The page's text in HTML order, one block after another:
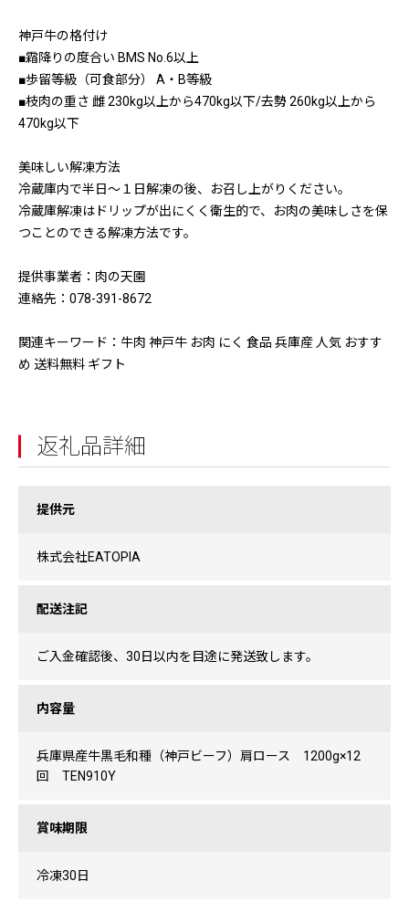
神戸牛の格付け
■霜降りの度合い BMS No.6以上
■歩留等級（可食部分） A・B等級
■枝肉の重さ 雌 230kg以上から470kg以下/去勢 260kg以上から
470kg以下
美味しい解凍方法
冷蔵庫内で半日～１日解凍の後、お召し上がりください。
冷蔵庫解凍はドリップが出にくく衛生的で、お肉の美味しさを保
つことのできる解凍方法です。
提供事業者：肉の天園
連絡先：078-391-8672
関連キーワード：牛肉 神戸牛 お肉 にく 食品 兵庫産 人気 おすす
め 送料無料 ギフト
返礼品詳細
提供元
株式会社EATOPIA
配送注記
ご入金確認後、30日以内を目途に発送致します。
内容量
兵庫県産牛黒毛和種（神戸ビーフ）肩ロース 1200g×12
回 TEN910Y
賞味期限
冷凍30日